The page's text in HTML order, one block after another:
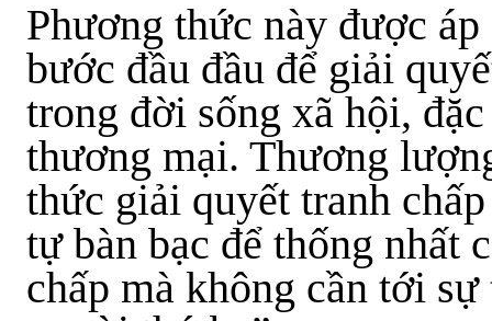
Phương thức này được
bước đầu đầu để giải
trong đời sống xã hội,
thương mại. Thương
thức giải quyết tranh
tự bàn bạc để thống nhất
chấp mà không cần tới